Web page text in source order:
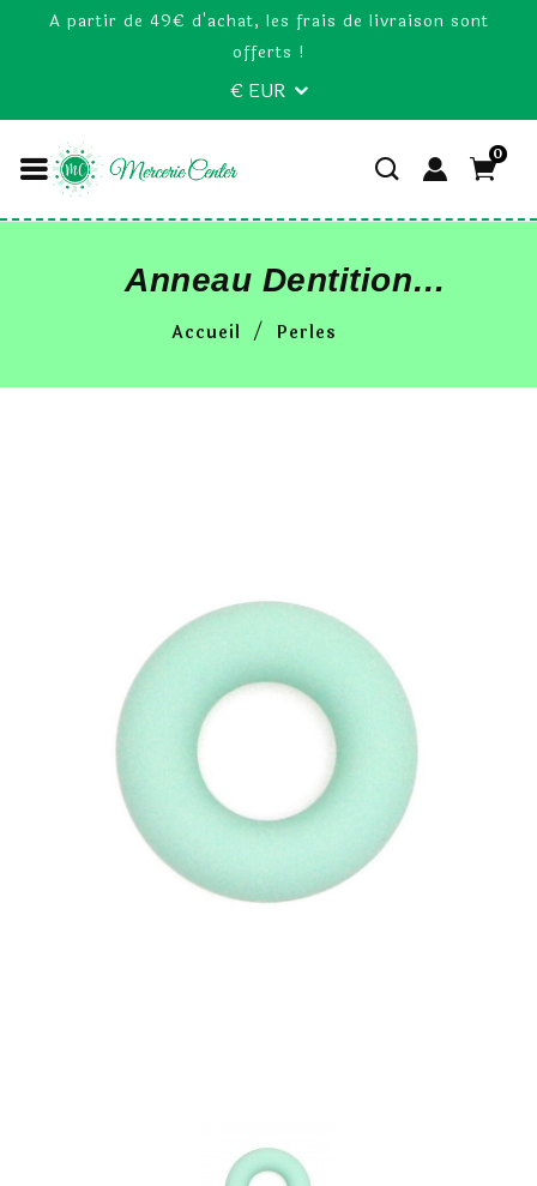
A partir de 49€ d'achat, les frais de livraison sont
offerts !
€ EUR
0
Anneau Dentition
Silicone Donut 43mm
Accueil Perles